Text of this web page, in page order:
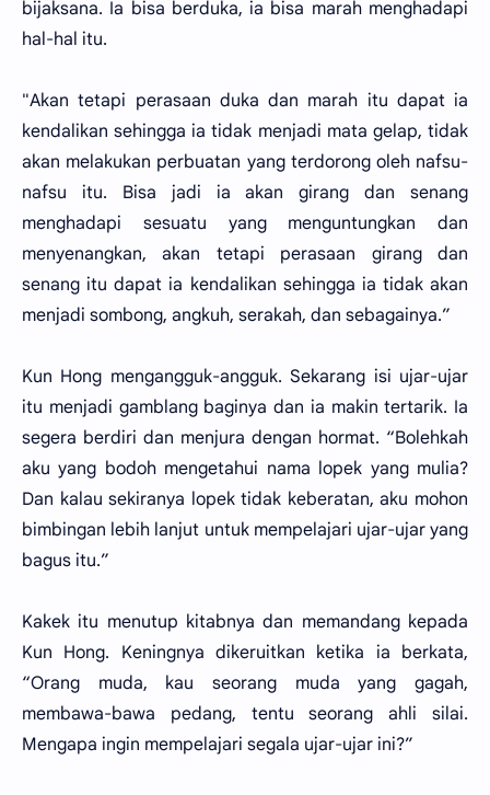
bijaksana. Ia bisa berduka, ia bisa marah menghadapi
hal-hal itu.
"Akan tetapi perasaan duka dan marah itu dapat ia
kendalikan sehingga ia tidak menjadi mata gelap, tidak
akan melakukan perbuatan yang terdorong oleh nafsu-
nafsu itu. Bisa jadi ia akan girang dan senang
menghadapi sesuatu yang menguntungkan dan
menyenangkan, akan tetapi perasaan girang dan
senang itu dapat ia kendalikan sehingga ia tidak akan
menjadi sombong, angkuh, serakah, dan sebagainya.”
Kun Hong mengangguk-angguk. Sekarang isi ujar-ujar
itu menjadi gamblang baginya dan ia makin tertarik. Ia
segera berdiri dan menjura dengan hormat. “Bolehkah
aku yang bodoh mengetahui nama lopek yang mulia?
Dan kalau sekiranya lopek tidak keberatan, aku mohon
bimbingan lebih lanjut untuk mempelajari ujar-ujar yang
bagus itu.”
Kakek itu menutup kitabnya dan memandang kepada
Kun Hong. Keningnya dikeruitkan ketika ia berkata,
“Orang muda, kau seorang muda yang gagah,
membawa-bawa pedang, tentu seorang ahli silai.
Mengapa ingin mempelajari segala ujar-ujar ini?”